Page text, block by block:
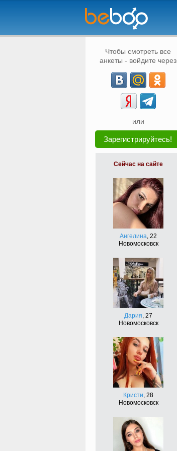
Чтобы смотреть все
анкеты - войдите через
или
Зарегистрируйтесь!
Сейчас на сайте
Ангелина, 22
Новомосковск
Дария, 27
Новомосковск
Кристи, 28
Новомосковск